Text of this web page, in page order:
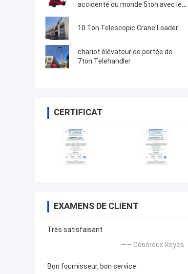
accidenté du monde 5ton avec le
certification
10 Ton Telescopic Crane Loader
chariot élévateur de portée de
7ton Telehandler
CERTIFICAT
EXAMENS DE CLIENT
Très satisfaisant
—— Généreux Reyes
Bon fournisseur, bon service.